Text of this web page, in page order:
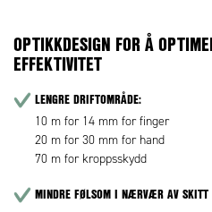
OPTIKKDESIGN FOR Å
EFFEKTIVITET
LENGRE DRIFTOMRÅDE:
10 m for 14 mm for finger
20 m for 30 mm for hand
70 m for kroppsskydd
MINDRE FØLSOM I NÆRVÆR AV SKITT